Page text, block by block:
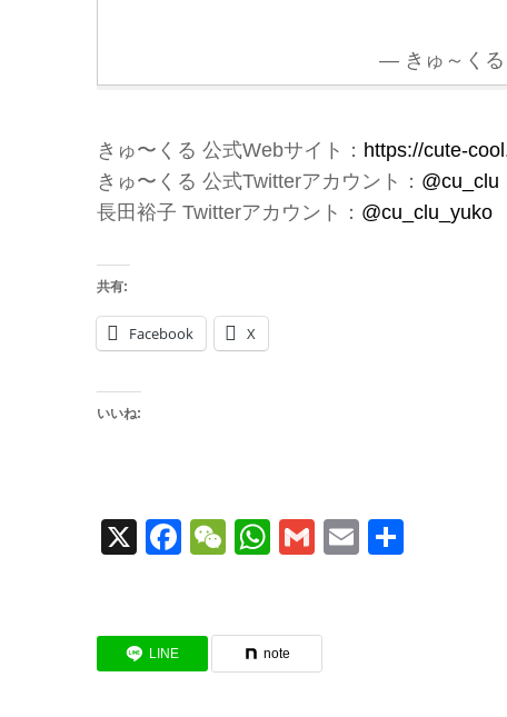
— きゅ～くる
きゅ〜くる 公式Webサイト： https://cute-
きゅ〜くる 公式Twitterアカウント： @cu_clu
長田裕子 Twitterアカウント： @cu_clu_yuko
共有:
Facebook X
いいね:
X Facebook
WeChat
WhatsApp
GmailEmail
LINE note